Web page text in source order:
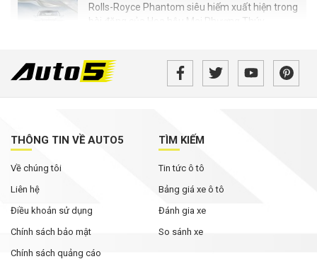
Rolls-Royce Phantom siêu hiếm xuất hiện trong
bài đăng của Hoa hậu Mai Phương Thúy
Từ tháng 8/2026, loạt quy định mới về giao
thông người dân cần biết
Tháng Ngâu chưa tới, phân khúc SUV cỡ C đã
THÔNG TIN VỀ AUTO5
Về chúng tôi
Liên hệ
Điều khoản sử dụng
Chính sách bảo mật
Chính sách quảng cáo
TÌM KIẾM
Tin tức ô tô
Bảng giá xe ô tô
Đánh gia xe
So sánh xe